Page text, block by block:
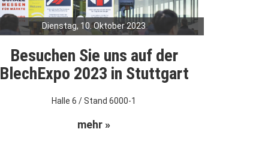
Dienstag, 10. Oktober 2023
Besuchen Sie uns auf der
BlechExpo 2023 in Stuttgart
Halle 6 / Stand 6000-1
mehr »